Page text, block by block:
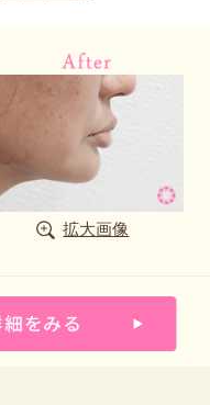
拡大画像